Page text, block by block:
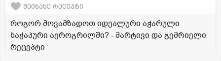
შეინახე რეცეპტი
როგორ მოვამზადოთ იდეალური აჭარული
ხაჭაპური აეროგრილში? - მარტივი და გემრიელი
რეცეპტი